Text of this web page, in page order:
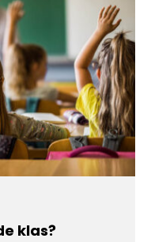
klas?